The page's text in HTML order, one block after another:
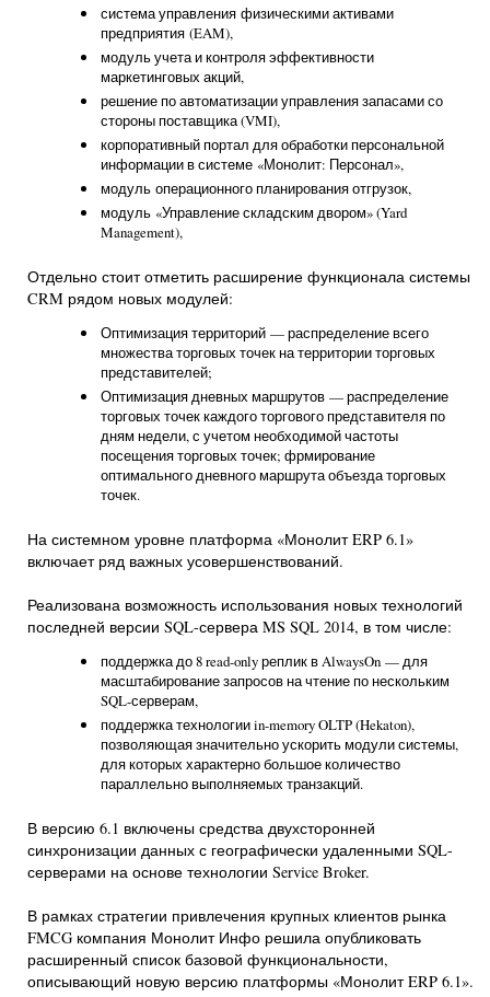
система управления физическими активами
предприятия (EAM),
модуль учета и контроля эффективности
маркетинговых акций,
решение по автоматизации управления запасами со
стороны поставщика (VMI),
корпоративный портал для обработки персональной
информации в системе «Монолит: Персонал»,
модуль операционного планирования отгрузок,
модуль «Управление складским двором» (Yard
Management),
Отдельно стоит отметить расширение функционала системы
CRM рядом новых модулей:
Оптимизация территорий — распределение всего
множества торговых точек на территории торговых
представителей;
Оптимизация дневных маршрутов — распределение
торговых точек каждого торгового представителя по
дням недели, с учетом необходимой частоты
посещения торговых точек; фрмирование
оптимального дневного маршрута объезда торговых
точек.
На системном уровне платформа «Монолит ERP 6.1»
включает ряд важных усовершенствований.
Реализована возможность использования новых технологий
последней версии SQL-сервера MS SQL 2014, в том числе:
поддержка до 8 read-only реплик в AlwaysOn — для
масштабирование запросов на чтение по нескольким
SQL-серверам,
поддержка технологии in-memory OLTP (Hekaton),
позволяющая значительно ускорить модули системы,
для которых характерно большое количество
параллельно выполняемых транзакций.
В версию 6.1 включены средства двухсторонней
синхронизации данных с географически удаленными SQL-
серверами на основе технологии Service Broker.
В рамках стратегии привлечения крупных клиентов рынка
FMCG компания Монолит Инфо решила опубликовать
расширенный список базовой функциональности,
описывающий новую версию платформы «Монолит ERP 6.1».